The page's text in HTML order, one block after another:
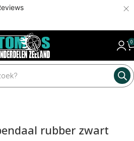
×
0
motordelen Kickstartdelen
rubber zwart